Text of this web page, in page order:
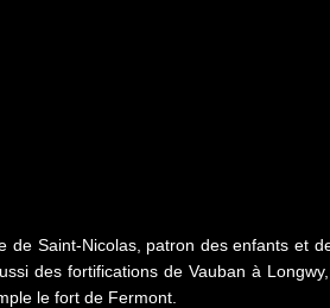
Saint-Nicolas, patron des enfants et
des fortifications de Vauban à
le fort de Fermont.